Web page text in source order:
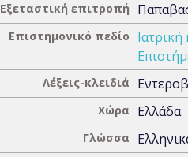
Εξεταστική επιτροπή
Επιστημονικό πεδίο
Ιατρική
Λέξεις-κλειδιά
Χώρα Ελλάδα
Γλώσσα